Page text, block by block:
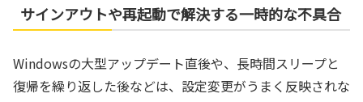
サインアウトや再起動で解決する一時的な不具合
Windowsの大型アップデート直後や、長時間スリープと
復帰を繰り返した後などは、設定変更がうまく反映されな